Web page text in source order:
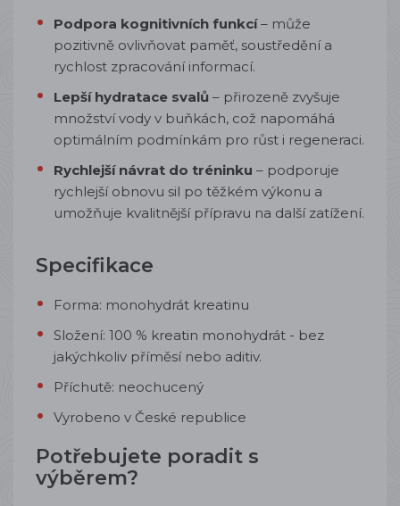
Podpora kognitivních funkcí– může
pozitivně ovlivňovat paměť, soustředění a
rychlost zpracování informací.
Lepší hydratace svalů – přirozeně zvyšuje
množství vody v buňkách, což napomáhá
optimálním podmínkám pro růst i regeneraci.
Rychlejší návrat do tréninku – podporuje
rychlejší obnovu sil po těžkém výkonu a
umožňuje kvalitnější přípravu na další zatížení.
Specifikace
Forma: monohydrát kreatinu
Složení: 100 % kreatin monohydrát - bez
jakýchkoliv příměsí nebo aditiv.
Příchutě: neochucený
Vyrobeno v České republice
Potřebujete poradit s
výběrem?